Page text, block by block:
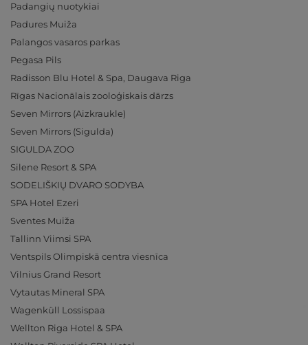
Padangių nuotykiai
Padures Muiža
Palangos vasaros parkas
Pegasa Pils
Radisson Blu Hotel & Spa, Daugava Riga
Rīgas Nacionālais zooloģiskais dārzs
Seven Mirrors (Aizkraukle)
Seven Mirrors (Sigulda)
SIGULDA ZOO
Silene Resort & SPA
SODELIŠKIŲ DVARO SODYBA
SPA Hotel Ezeri
Sventes Muiža
Tallinn Viimsi SPA
Ventspils Olimpiskā centra viesnīca
Vilnius Grand Resort
Vytautas Mineral SPA
Wagenküll Lossispaa
Wellton Riga Hotel & SPA